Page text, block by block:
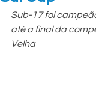
Sub-17 foi
até a final da
Velha